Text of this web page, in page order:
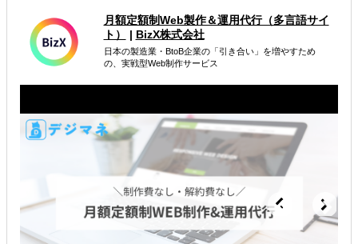
属するジャンル
海外WEBプロモーション 海外広告・プロモーション
解決できる課題
有効なプロモーション方法を探している
海外におけるリスク・コストを低減したい
月額定額制Web製作＆運用代行（多言語サイ
ト）
| BizX株式会社
日本の製造業・BtoB企業の「引き合い」を増やすため
の、実戦型Web制作サービス